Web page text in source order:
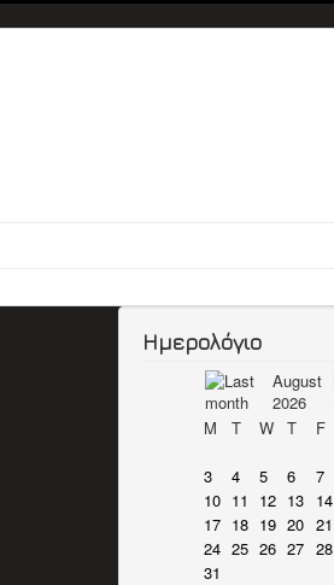
Ημερολόγιο
August
2026
M
T W T F
3
4 5 6 7
10 11 12 13 14
17 18 19 20 21
24 25 26 27 28
31